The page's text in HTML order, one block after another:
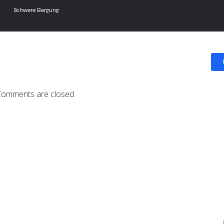
Schwere Bergung
are closed